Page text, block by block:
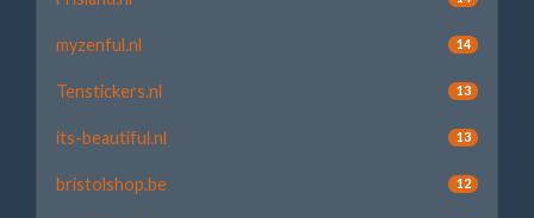
myzenful.nl 14
Tenstickers.nl 13
its-beautiful.nl 13
bristolshop.be 12